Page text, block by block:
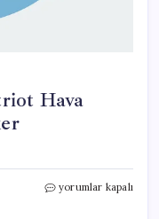
Hava
Almanya,
yorumlar kapalı